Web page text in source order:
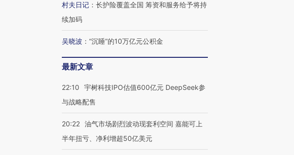
村夫日记 ： 长护险覆盖全国 筹资和服务给予将持
续加码
吴晓波 ： “沉睡”的10万亿元公积金
最新文章
22:10
宇树科技IPO估值600亿元 DeepSeek参
与战略配售
20:22 油气市场剧烈波动现套利空间 嘉能可上
半年扭亏、净利增超50亿美元